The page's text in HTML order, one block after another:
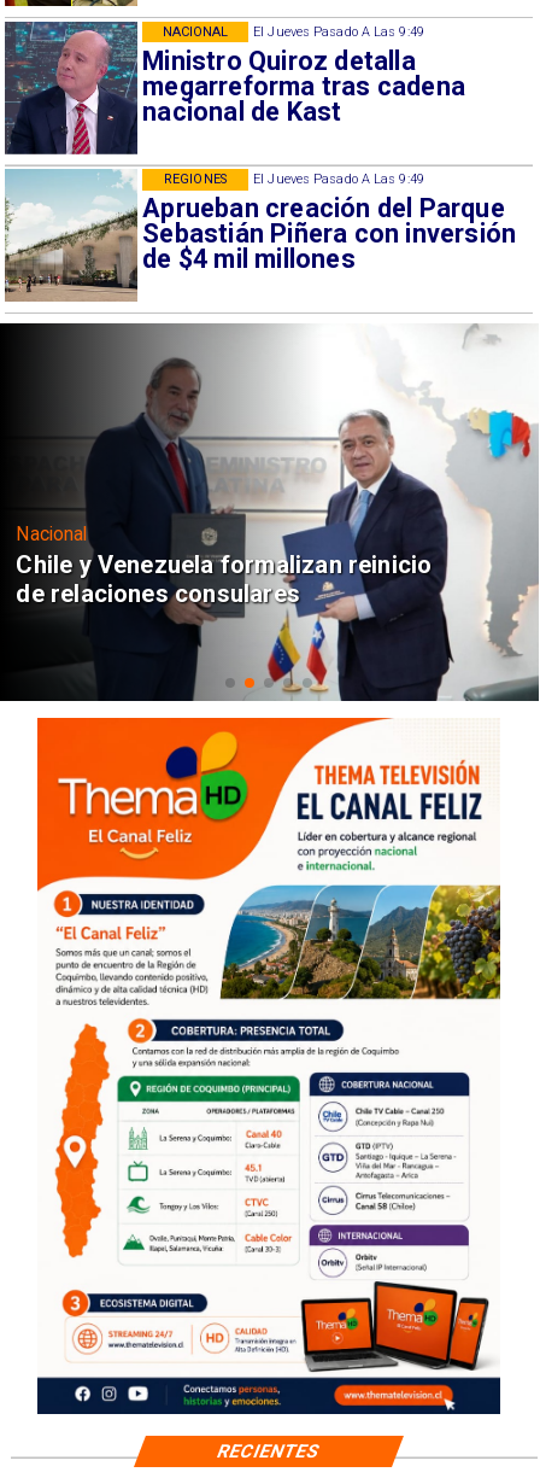
El Jueves Pasado A Las 9:49
Ministro Quiroz detalla
megarreforma tras cadena
nacional de Kast
NACIONAL
El Jueves Pasado A Las 9:49
Aprueban creación del Parque
Sebastián Piñera con inversión
de $4 mil millones
REGIONES
Nacional
Chile y Venezuela formalizan reinicio
de relaciones consulares
RECIENTES